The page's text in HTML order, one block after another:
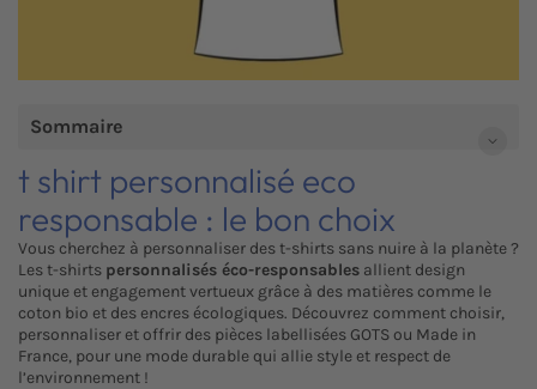
Sommaire
t shirt personnalisé eco
responsable : le bon choix
Vous cherchez à personnaliser des t-shirts sans nuire à la planète ?
Les t-shirts personnalisés éco-responsables allient design
unique et engagement vertueux grâce à des matières comme le
coton bio et des encres écologiques. Découvrez comment choisir,
personnaliser et offrir des pièces labellisées GOTS ou Made in
France, pour une mode durable qui allie style et respect de
l’environnement !